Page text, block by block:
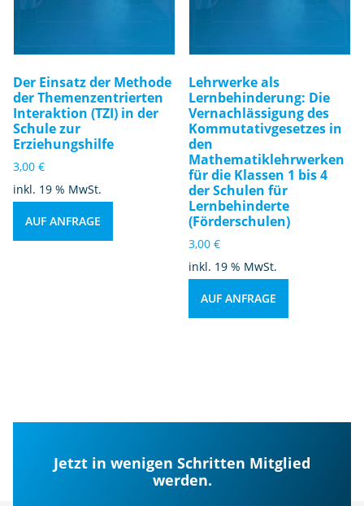
Der Einsatz der Methode
der Themenzentrierten
Interaktion (TZI) in der
Schule zur
Erziehungshilfe
3,00 €
inkl. 19 % MwSt.
AUF ANFRAGE
Lehrwerke als
Lernbehinderung: Die
Vernachlässigung des
Kommutativgesetzes in
den
Mathematiklehrwerken
für die Klassen 1 bis 4
der Schulen für
Lernbehinderte
(Förderschulen)
3,00€
inkl. 19 % MwSt.
AUF ANFRAGE
Jetzt in wenigen Schritten Mitglied
werden.